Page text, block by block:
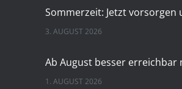
3. AUGUST 2026
1. AUGUST 2026